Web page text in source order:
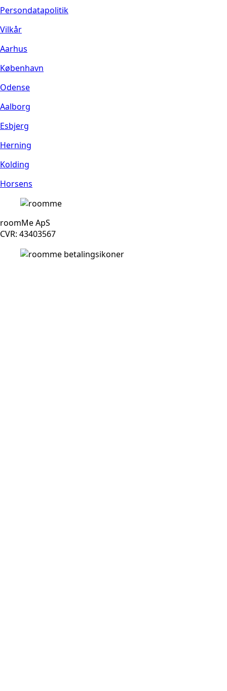
Persondatapolitik
Vilkår
Aarhus
København
Odense
Aalborg
Esbjerg
Herning
Kolding
Horsens
roomMe ApS
CVR: 43403567